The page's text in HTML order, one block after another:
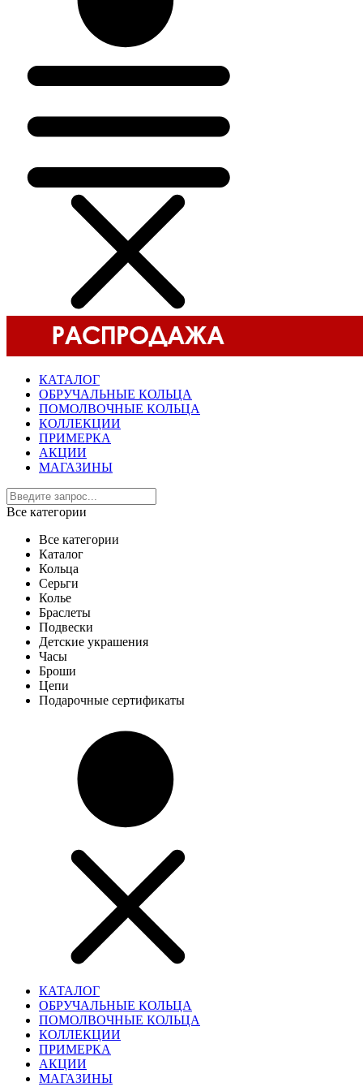
КАТАЛОГ
ОБРУЧАЛЬНЫЕ КОЛЬЦА
ПОМОЛВОЧНЫЕ КОЛЬЦА
КОЛЛЕКЦИИ
ПРИМЕРКА
АКЦИИ
МАГАЗИНЫ
Все категории
Все категории
Каталог
Кольца
Серьги
Колье
Браслеты
Подвески
Детские украшения
Часы
Броши
Цепи
Подарочные сертификаты
КАТАЛОГ
ОБРУЧАЛЬНЫЕ КОЛЬЦА
ПОМОЛВОЧНЫЕ КОЛЬЦА
КОЛЛЕКЦИИ
ПРИМЕРКА
АКЦИИ
МАГАЗИНЫ